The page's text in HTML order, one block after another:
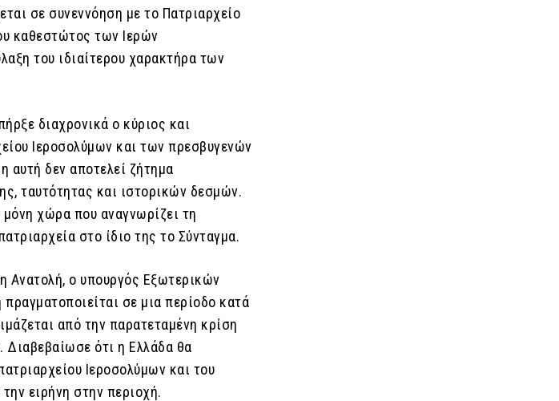
σε συνεννόηση με το Πατριαρχείο
καθεστώτος των Ιερών
του ιδιαίτερου χαρακτήρα των
διαχρονικά ο κύριος και
Ιεροσολύμων και των πρεσβυγενών
αυτή δεν αποτελεί ζήτημα
ταυτότητας και ιστορικών δεσμών.
χώρα που αναγνωρίζει τη
στο ίδιο της το Σύνταγμα.
Ανατολή, ο υπουργός Εξωτερικών
σε μια περίοδο κατά
από την παρατεταμένη κρίση
ότι η Ελλάδα θα
Ιεροσολύμων και του
ειρήνη στην περιοχή.